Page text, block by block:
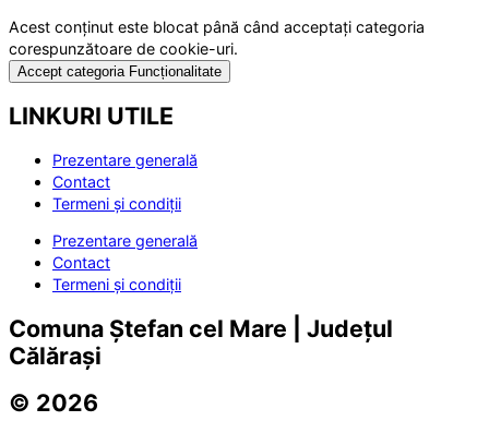
Acest conținut este blocat până când acceptați categoria
corespunzătoare de cookie-uri.
Accept categoria Funcționalitate
LINKURI UTILE
Prezentare generală
Contact
Termeni și condiții
Prezentare generală
Contact
Termeni și condiții
Comuna Ștefan cel Mare | Județul
Călărași
© 2026